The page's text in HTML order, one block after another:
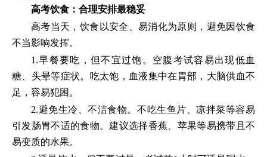
高考饮食：合理安排最稳妥
高考当天，饮食以安全、易消化为原则，避免因饮食
不当影响发挥。
1.早餐要吃，但不宜过饱。空腹考试容易出现低血
糖、头晕等症状。吃太饱，血液集中在胃部，大脑供血不
足，容易犯困。
2.避免生冷、不洁食物。不吃生鱼片、凉拌菜等容易
引发肠胃不适的食物。建议选择香蕉、苹果等易携带且不
易变质的水果。